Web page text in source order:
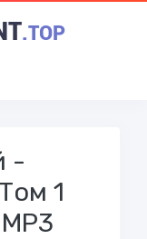
.TOP
-
1